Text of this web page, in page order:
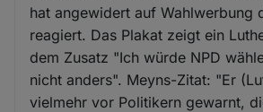
hat angewidert auf Wahlwerbung
reagiert. Das Plakat zeigt ein
dem Zusatz "Ich würde NPD
nicht anders". Meyns-Zitat: "Er
vielmehr vor Politikern gewarnt,